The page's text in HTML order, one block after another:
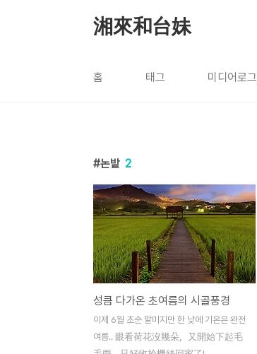
湘來和台妹
홈 태그 미디어로그
논밭 2
성큼 다가온 초여름의 시골풍경
이제 6월 초순 말미지만 한 낮에 기온은 완전
여름.. 眼看荷花沒幾朵，又開始下起毛